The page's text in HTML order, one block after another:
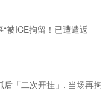
被ICE拘留！已遭遣返
「二次开挂」, 当场再掏